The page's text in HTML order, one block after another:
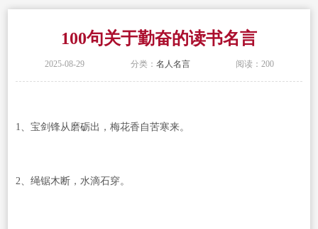
100句关于勤奋的读书名言
2025-08-29 分类： 名人名言 阅读：200
1、宝剑锋从磨砺出，梅花香自苦寒来。
2、绳锯木断，水滴石穿。